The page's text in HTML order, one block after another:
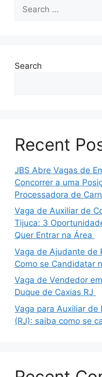
for:
Search
Recent
JBS Abre Vagas de
Concorrer a uma
Processadora de
Vaga de Auxiliar de
Tijuca: 3
Quer Entrar na Área
Vaga de Ajudante de
Como se Candidatar
Vaga de Vendedor
Duque de Caxias RJ
Vaga para Auxiliar de
(RJ): saiba como se